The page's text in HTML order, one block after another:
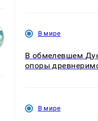
В мире
В обмелевшем
опоры
В мире